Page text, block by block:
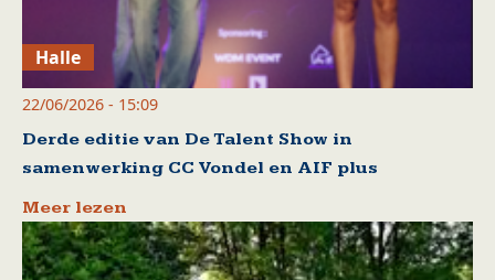
Halle
22/06/2026 - 15:09
Derde editie van De Talent Show in
samenwerking CC Vondel en AIF plus
Meer lezen